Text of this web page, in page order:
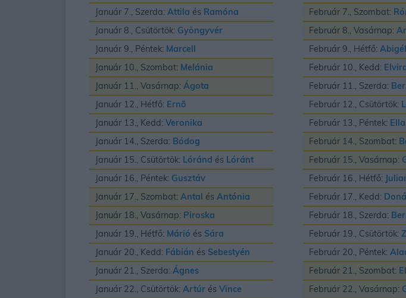
Január 7., Szerda: Attila és Ramóna
Január 8., Csütörtök: Gyöngyvér
Január 9., Péntek: Marcell
Január 10., Szombat: Melánia
Január 11., Vasárnap: Ágota
Január 12., Hétfő: Ernõ
Január 13., Kedd: Veronika
Január 14., Szerda: Bódog
Január 15., Csütörtök: Lóránd és Lóránt
Január 16., Péntek: Gusztáv
Január 17., Szombat: Antal és Antónia
Január 18., Vasárnap: Piroska
Január 19., Hétfő: Márió és Sára
Január 20., Kedd: Fábián és Sebestyén
Január 21., Szerda: Ágnes
Január 22., Csütörtök: Artúr és Vince
Február 7., Szombat:
Február 8., Vasárnap:
Február 9., Hétfő: Abigél
Február 10., Kedd:
Február 11., Szerda:
Február 12., Csütörtök:
Február 13., Péntek: Ella
Február 14., Szombat:
Február 15., Vasárnap:
Február 16., Hétfő:
Február 17., Kedd:
Február 18., Szerda:
Február 19., Csütörtök:
Február 20., Péntek:
Február 21., Szombat:
Február 22., Vasárnap: